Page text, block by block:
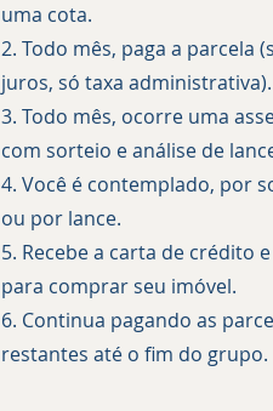
uma cota.
2. Todo mês, paga a parcela
juros, só taxa administrativa).
3. Todo mês, ocorre uma
com sorteio e análise de
4. Você é contemplado, por
ou por lance.
5. Recebe a carta de crédito
para comprar seu imóvel.
6. Continua pagando as
restantes até o fim do grupo.